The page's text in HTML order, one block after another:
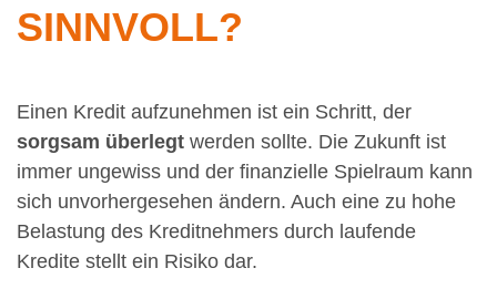
SINNVOLL?
Einen Kredit aufzunehmen ist ein Schritt, der
sorgsam überlegt werden sollte. Die Zukunft ist
immer ungewiss und der finanzielle Spielraum kann
sich unvorhergesehen ändern. Auch eine zu hohe
Belastung des Kreditnehmers durch laufende
Kredite stellt ein Risiko dar.